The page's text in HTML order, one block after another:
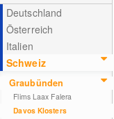
Deutschland
Österreich
Italien
Schweiz
Graubünden
Flims Laax Falera
Davos Klosters